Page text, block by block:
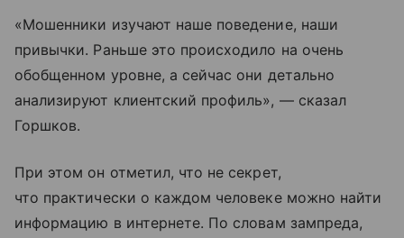
«Мошенники изучают наше поведение, наши
привычки. Раньше это происходило на очень
обобщенном уровне, а сейчас они детально
анализируют клиентский профиль», — сказал
Горшков.
При этом он отметил, что не секрет,
что практически о каждом человеке можно найти
информацию в интернете. По словам зампреда,